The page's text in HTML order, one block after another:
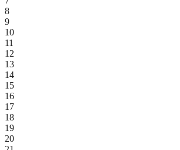
8
9
10
11
12
13
14
15
16
17
18
19
20